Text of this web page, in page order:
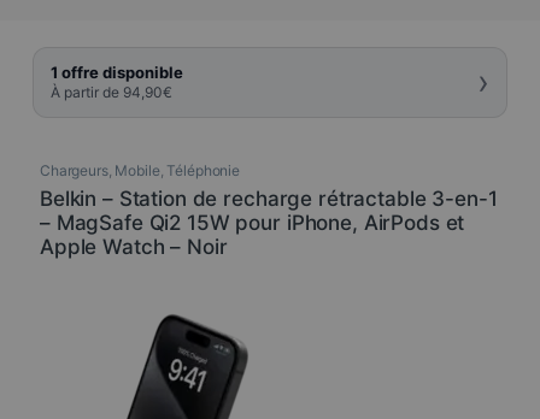
1 offre disponible
À partir de 94,90€ ›
Chargeurs, Mobile, Téléphonie
Belkin – Station de recharge rétractable 3-en-1
– MagSafe Qi2 15W pour iPhone, AirPods et
Apple Watch – Noir